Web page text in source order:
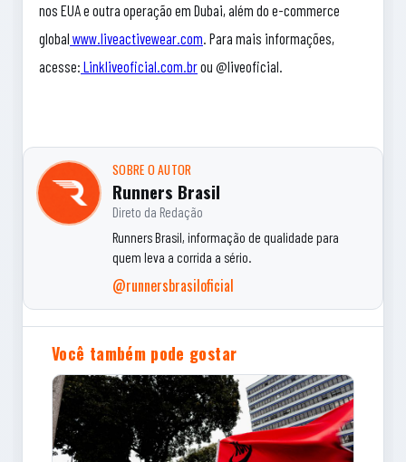
nos EUA e outra operação em Dubai, além do e-commerce
global www.liveactivewear.com. Para mais informações,
acesse: Linkliveoficial.com.brou @liveoficial.
SOBRE O AUTOR
Runners Brasil
Direto da Redação
Runners Brasil, informação de qualidade para
quem leva a corrida a sério.
@runnersbrasiloficial
Você também pode gostar